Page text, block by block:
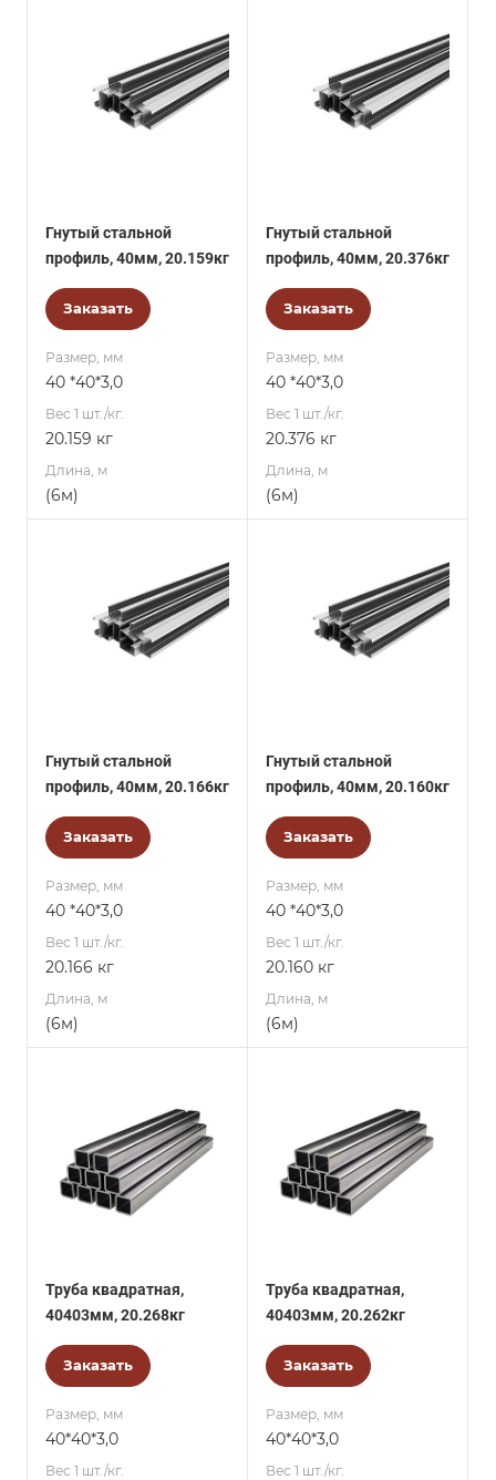
Гнутый стальной
профиль, 40мм, 20.159кг
Заказать
Размер, мм
40 *40*3,0
Вес 1 шт./кг.
20.159 кг
Длина, м
(6м)
Гнутый стальной
профиль, 40мм, 20.376кг
Заказать
Размер, мм
40 *40*3,0
Вес 1 шт./кг.
20.376 кг
Длина, м
(6м)
Гнутый стальной
профиль, 40мм, 20.166кг
Заказать
Размер, мм
40 *40*3,0
Вес 1 шт./кг.
20.166 кг
Длина, м
(6м)
Гнутый стальной
профиль, 40мм, 20.160кг
Заказать
Размер, мм
40 *40*3,0
Вес 1 шт./кг.
20.160 кг
Длина, м
(6м)
Труба квадратная,
40403мм, 20.268кг
Заказать
Размер, мм
40*40*3,0
Вес 1 шт./кг.
Труба квадратная,
40403мм, 20.262кг
Заказать
Размер, мм
40*40*3,0
Вес 1 шт./кг.